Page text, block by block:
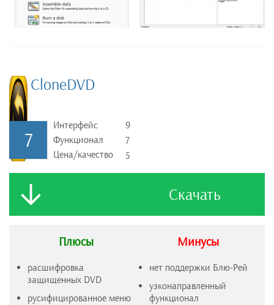
CloneDVD
7
Интерфейс
Функционал
Цена/качество
9
7
5
Скачать
Плюсы
расшифровка
защищенных DVD
русифицированное меню
Минусы
нет поддержки Блю-Рей
узконаправленный
функционал